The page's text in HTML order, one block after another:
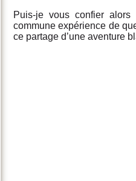
Puis-je vous confier alors
commune expérience de
ce partage d’une aventure